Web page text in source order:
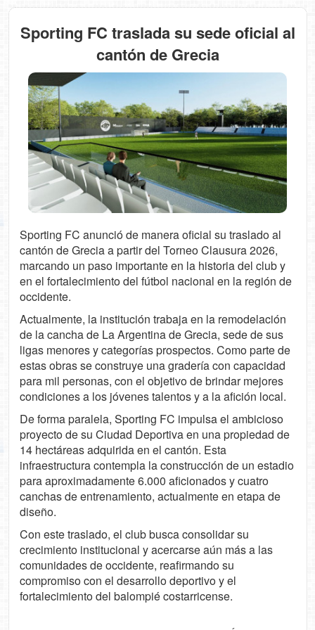
Sporting FC traslada su sede oficial al
cantón de Grecia
Sporting FC anunció de manera oficial su traslado al
cantón de Grecia a partir del Torneo Clausura 2026,
marcando un paso importante en la historia del club y
en el fortalecimiento del fútbol nacional en la región de
occidente.
Actualmente, la institución trabaja en la remodelación
de la cancha de La Argentina de Grecia, sede de sus
ligas menores y categorías prospectos. Como parte de
estas obras se construye una gradería con capacidad
para mil personas, con el objetivo de brindar mejores
condiciones a los jóvenes talentos y a la afición local.
De forma paralela, Sporting FC impulsa el ambicioso
proyecto de su Ciudad Deportiva en una propiedad de
14 hectáreas adquirida en el cantón. Esta
infraestructura contempla la construcción de un estadio
para aproximadamente 6.000 aficionados y cuatro
canchas de entrenamiento, actualmente en etapa de
diseño.
Con este traslado, el club busca consolidar su
crecimiento institucional y acercarse aún más a las
comunidades de occidente, reafirmando su
compromiso con el desarrollo deportivo y el
fortalecimiento del balompié costarricense.